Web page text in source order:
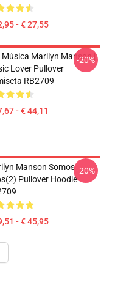
- € 27,55
Música Marilyn Manson |
Lover Pullover
RB2709
- € 44,11
-20%
Manson Somos
Pullover Hoodie
- € 45,95
-20%